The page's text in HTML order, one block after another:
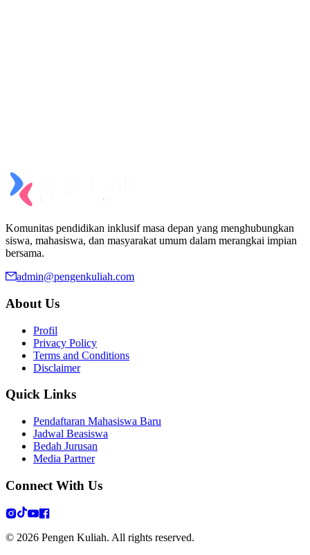
Komunitas pendidikan inklusif masa depan yang menghubungkan
siswa, mahasiswa, dan masyarakat umum dalam merangkai impian
bersama.
admin@pengenkuliah.com
About Us
Profil
Privacy Policy
Terms and Conditions
Disclaimer
Quick Links
Pendaftaran Mahasiswa Baru
Jadwal Beasiswa
Bedah Jurusan
Media Partner
Connect With Us
© 2026 Pengen Kuliah. All rights reserved.